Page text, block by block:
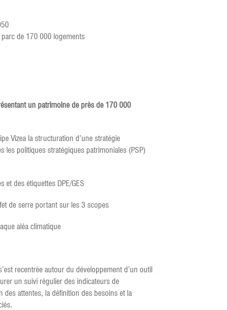
de 170 000 logements
un patrimoine de près de 170 000
Vizea la structuration d’une stratégie
les politiques stratégiques patrimoniales (PSP)
des étiquettes DPE/GES
de serre portant sur les 3 scopes
aléa climatique
recentrée autour du développement d’un outil
un suivi régulier des indicateurs de
attentes, la définition des besoins et la